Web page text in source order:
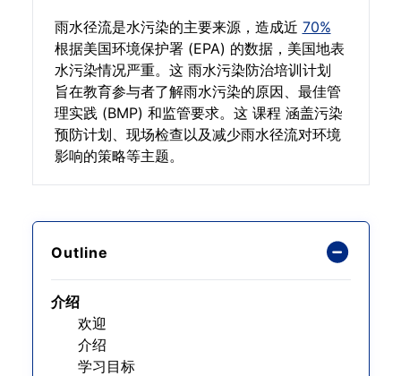
雨水径流是水污染的主要来源，造成近 70%
根据美国环境保护署 (EPA) 的数据，美国地表
水污染情况严重。这 雨水污染防治培训计划
旨在教育参与者了解雨水污染的原因、最佳管
理实践 (BMP) 和监管要求。这 课程 涵盖污染
预防计划、现场检查以及减少雨水径流对环境
影响的策略等主题。
Outline
介绍
欢迎
介绍
学习目标